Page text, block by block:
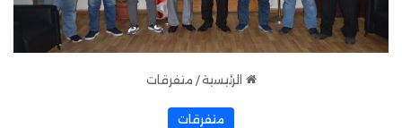
الرئيسية / متفرقات
متفرقات